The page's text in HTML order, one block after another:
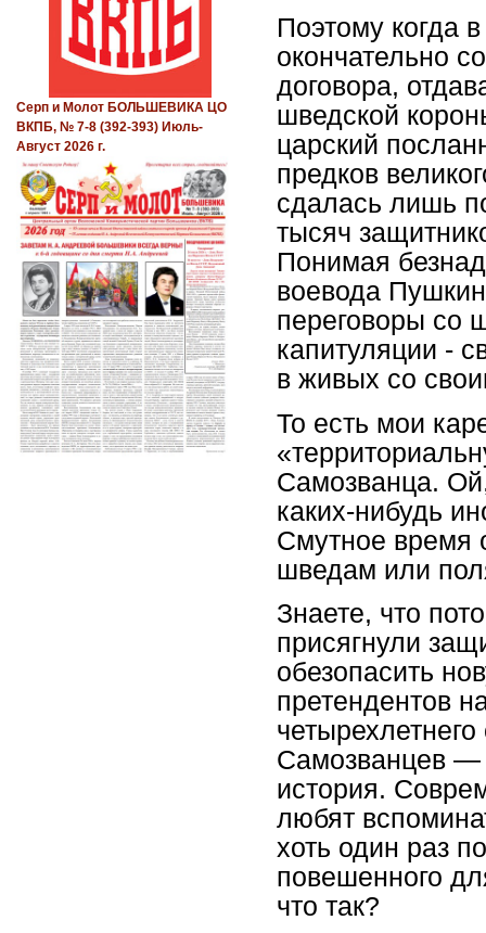
Поэтому когда
окончательно
договора,
шведской
царский
предков
сдалась лишь
тысяч
Понимая
воевода
переговоры со
капитуляции -
в живых со
То есть мои
Самозванца.
каких-нибудь
Смутное время
шведам или
Знаете, что
присягнули
обезопасить
претендентов
Самозванцев —
история.
любят
хоть один раз
повешенного
что так?
Серп и Молот БОЛЬШЕВИКА ЦО
ВКПБ, № 7-8 (392-393) Июль-
Август 2026 г.